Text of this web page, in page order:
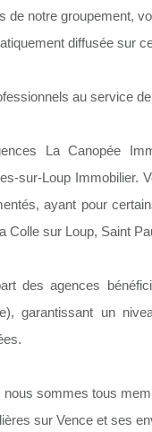
de notre groupement,
diffusée sur
au service
La Canopée
sur-Loup Immobilier.
ayant pour
Colle sur Loup, Saint
des agences
garantissant un
nous sommes tous
sur Vence et ses